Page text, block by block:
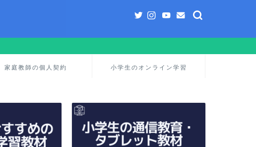
家庭教師の個人契約 小学生のオンライン学習